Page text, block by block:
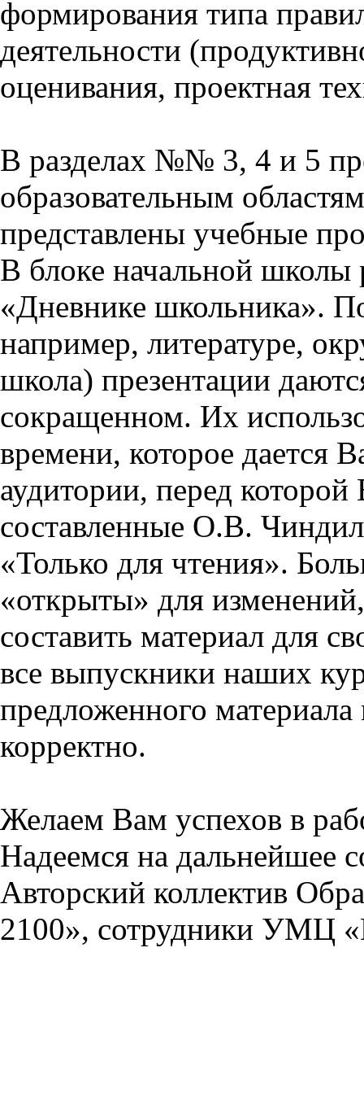
формирования типа
деятельности
оценивания, проектная
В разделах №№ 3, 4 и 5
образовательным
представлены учебные
В блоке начальной школы
«Дневнике школьника».
например, литературе,
школа) презентации
сокращенном. Их
времени, которое дается
аудитории, перед
составленные О.В.
«Только для чтения».
«открыты» для
составить материал для
все выпускники наших
предложенного
корректно.
Желаем Вам успехов в
Надеемся на дальнейшее
Авторский коллектив
2100», сотрудники УМЦ